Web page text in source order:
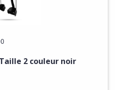
2 couleur noir